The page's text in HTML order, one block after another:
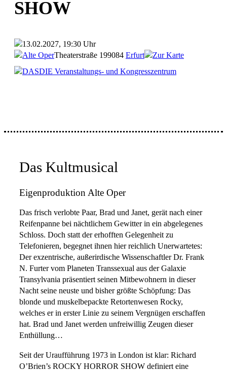
SHOW
13.02.2027, 19:30 Uhr
Alte OperTheaterstraße 199084 Erfurt
Zur Karte
DASDIE Veranstaltungs- und Kongresszentrum
Das Kultmusical
Eigenproduktion Alte Oper
Das frisch verlobte Paar, Brad und Janet, gerät nach einer
Reifenpanne bei nächtlichem Gewitter in ein abgelegenes
Schloss. Doch statt der erhofften Gelegenheit zu
Telefonieren, begegnet ihnen hier reichlich Unerwartetes:
Der exzentrische, außerirdische Wissenschaftler Dr. Frank
N. Furter vom Planeten Transsexual aus der Galaxie
Transylvania präsentiert seinen Mitbewohnern in dieser
Nacht seine neuste und bisher größte Schöpfung: Das
blonde und muskelbepackte Retortenwesen Rocky,
welches er in erster Linie zu seinem Vergnügen erschaffen
hat. Brad und Janet werden unfreiwillig Zeugen dieser
Enthüllung…
Seit der Uraufführung 1973 in London ist klar: Richard
O’Brien’s ROCKY HORROR SHOW definiert eine